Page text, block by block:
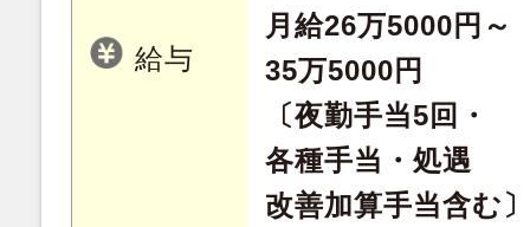
給与
月給26万5000円～
35万5000円
〔夜勤手当5回・
各種手当・処遇
改善加算手当含む